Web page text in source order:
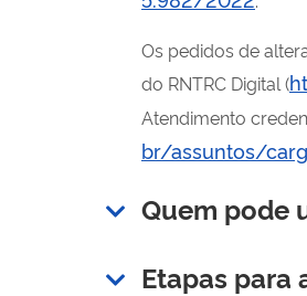
Os pedidos de
do RNTRC Digital (
Atendimento
br/assuntos/
Quem pode
Etapas para